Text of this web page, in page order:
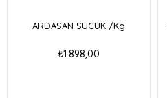
ARDASAN SUCUK /Kg
₺1.898,00